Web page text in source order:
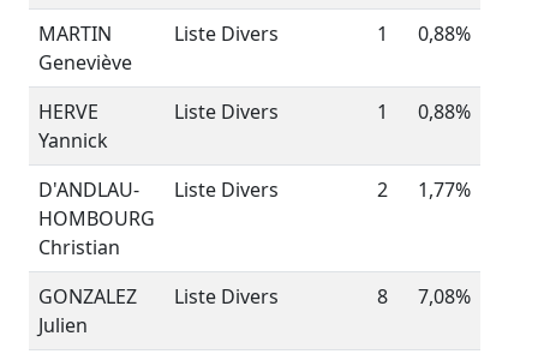
MARTIN
Geneviève
Liste Divers 1 0,88%
HERVE
Yannick
Liste Divers 1 0,88%
D'ANDLAU-
HOMBOURG
Christian
Liste Divers 2 1,77%
GONZALEZ
Julien
Liste Divers 8 7,08%